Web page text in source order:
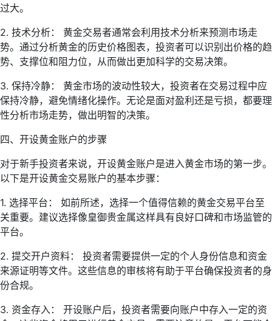
过大。
2. 技术分析： 黄金交易者通常会利用技术分析来预测市场走
势。通过分析黄金的历史价格图表，投资者可以识别出价格的趋
势、支撑位和阻力位，从而做出更加科学的交易决策。
3. 保持冷静： 黄金市场的波动性较大，投资者在交易过程中应
保持冷静，避免情绪化操作。无论是面对盈利还是亏损，都要理
性分析市场走势，做出明智的决策。
四、开设黄金账户的步骤
对于新手投资者来说，开设黄金账户是进入黄金市场的第一步。
以下是开设黄金交易账户的基本步骤：
1. 选择平台： 如前所述，选择一个值得信赖的黄金交易平台至
关重要。建议选择像皇御贵金属这样具有良好口碑和市场监管的
平台。
2. 提交开户资料： 投资者需要提供一定的个人身份信息和资金
来源证明等文件。这些信息的审核将有助于平台确保投资者的身
份合规。
3. 资金存入： 开设账户后，投资者需要向账户中存入一定的资